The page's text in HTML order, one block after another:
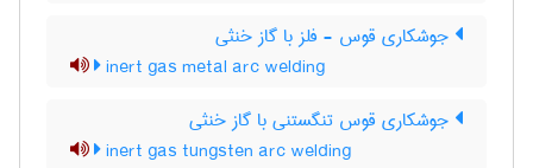
جوشکاری قوس - فلز با گاز خنثی
inert gas metal arc welding
جوشکاری قوس تنگستنی با گاز خنثی
inert gas tungsten arc welding